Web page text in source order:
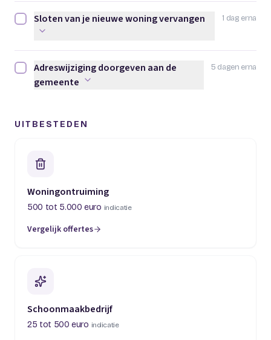
1 dag erna
Sloten van je nieuwe woning vervangen afvinken
Sloten van je nieuwe woning vervangen
5 dagen erna
Adreswijziging doorgeven aan de gemeente afvinken
Adreswijziging doorgeven aan de
gemeente
UITBESTEDEN
Woningontruiming
500 tot 5.000 euro indicatie
Vergelijk offertes
(opent in een nieuw tabblad)
Schoonmaakbedrijf
25 tot 500 euro indicatie